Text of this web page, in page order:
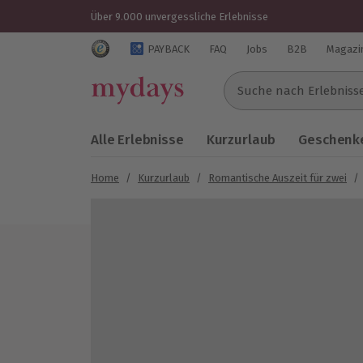
Über 9.000 unvergessliche Erlebnisse
Trustedshops Bewertungen für mydays.de
PAYBACK FAQ Jobs B2B
Suche nach
Alle Erlebnisse Kurzurlaub
Home / Kurzurlaub / Romantische Auszeit für zwei /